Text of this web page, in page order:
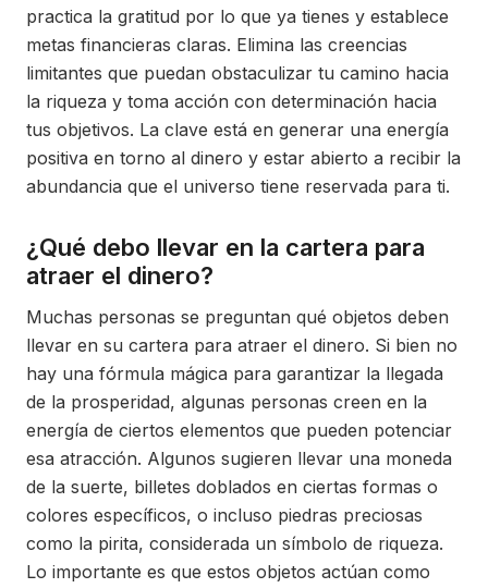
practica la gratitud por lo que ya tienes y establece
metas financieras claras. Elimina las creencias
limitantes que puedan obstaculizar tu camino hacia
la riqueza y toma acción con determinación hacia
tus objetivos. La clave está en generar una energía
positiva en torno al dinero y estar abierto a recibir la
abundancia que el universo tiene reservada para ti.
¿Qué debo llevar en la cartera para
atraer el dinero?
Muchas personas se preguntan qué objetos deben
llevar en su cartera para atraer el dinero. Si bien no
hay una fórmula mágica para garantizar la llegada
de la prosperidad, algunas personas creen en la
energía de ciertos elementos que pueden potenciar
esa atracción. Algunos sugieren llevar una moneda
de la suerte, billetes doblados en ciertas formas o
colores específicos, o incluso piedras preciosas
como la pirita, considerada un símbolo de riqueza.
Lo importante es que estos objetos actúan como